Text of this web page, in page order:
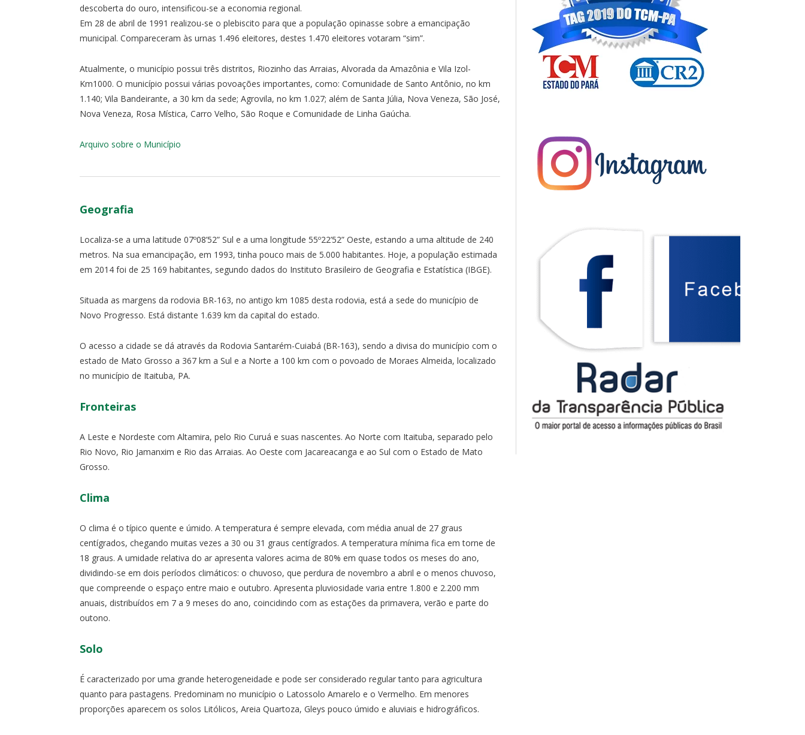
descoberta do ouro, intensificou-se a economia regional.
Em 28 de abril de 1991 realizou-se o plebiscito para que a população opinasse sobre a emancipação
municipal. Compareceram às urnas 1.496 eleitores, destes 1.470 eleitores votaram “sim”.
Atualmente, o município possui três distritos, Riozinho das Arraias, Alvorada da Amazônia e Vila Izol-
Km1000. O município possui várias povoações importantes, como: Comunidade de Santo Antônio, no km
1.140; Vila Bandeirante, a 30 km da sede; Agrovila, no km 1.027; além de Santa Júlia, Nova Veneza, São José,
Nova Veneza, Rosa Mística, Carro Velho, São Roque e Comunidade de Linha Gaúcha.
Arquivo sobre o Município
Geografia
Localiza-se a uma latitude 07º08’52” Sul e a uma longitude 55º22’52” Oeste, estando a uma altitude de 240
metros. Na sua emancipação, em 1993, tinha pouco mais de 5.000 habitantes. Hoje, a população estimada
em 2014 foi de 25 169 habitantes, segundo dados do Instituto Brasileiro de Geografia e Estatística (IBGE).
Situada as margens da rodovia BR-163, no antigo km 1085 desta rodovia, está a sede do município de
Novo Progresso. Está distante 1.639 km da capital do estado.
O acesso a cidade se dá através da Rodovia Santarém-Cuiabá (BR-163), sendo a divisa do município com o
estado de Mato Grosso a 367 km a Sul e a Norte a 100 km com o povoado de Moraes Almeida, localizado
no município de Itaituba, PA.
Fronteiras
A Leste e Nordeste com Altamira, pelo Rio Curuá e suas nascentes. Ao Norte com Itaituba, separado pelo
Rio Novo, Rio Jamanxim e Rio das Arraias. Ao Oeste com Jacareacanga e ao Sul com o Estado de Mato
Grosso.
Clima
O clima é o típico quente e úmido. A temperatura é sempre elevada, com média anual de 27 graus
centígrados, chegando muitas vezes a 30 ou 31 graus centígrados. A temperatura mínima fica em torne de
18 graus. A umidade relativa do ar apresenta valores acima de 80% em quase todos os meses do ano,
dividindo-se em dois períodos climáticos: o chuvoso, que perdura de novembro a abril e o menos chuvoso,
que compreende o espaço entre maio e outubro. Apresenta pluviosidade varia entre 1.800 e 2.200 mm
anuais, distribuídos em 7 a 9 meses do ano, coincidindo com as estações da primavera, verão e parte do
outono.
Solo
É caracterizado por uma grande heterogeneidade e pode ser considerado regular tanto para agricultura
quanto para pastagens. Predominam no município o Latossolo Amarelo e o Vermelho. Em menores
proporções aparecem os solos Litólicos, Areia Quartoza, Gleys pouco úmido e aluviais e hidrográficos.